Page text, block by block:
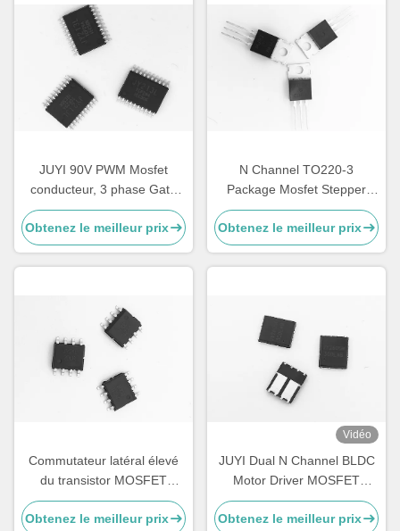
JUYI 90V PWM Mosfet
conducteur, 3 phase Gate
conducteur avec trois côtés
indépendants haut et bas
Obtenez le meilleur prix
N Channel TO220-3
Package Mosfet Stepper
Driver, régulateur de tension
Mosfet de 300W pour le
pilote de moteur BLDC
Obtenez le meilleur prix
Commutateur latéral élevé
du transistor MOSFET
450mA/850mA de
technologie de JUYI,
Obtenez le meilleur prix
Vidéo
JUYI Dual N Channel BLDC
Motor Driver MOSFET
Commutation rapide et
récupération du corps en
Obtenez le meilleur prix